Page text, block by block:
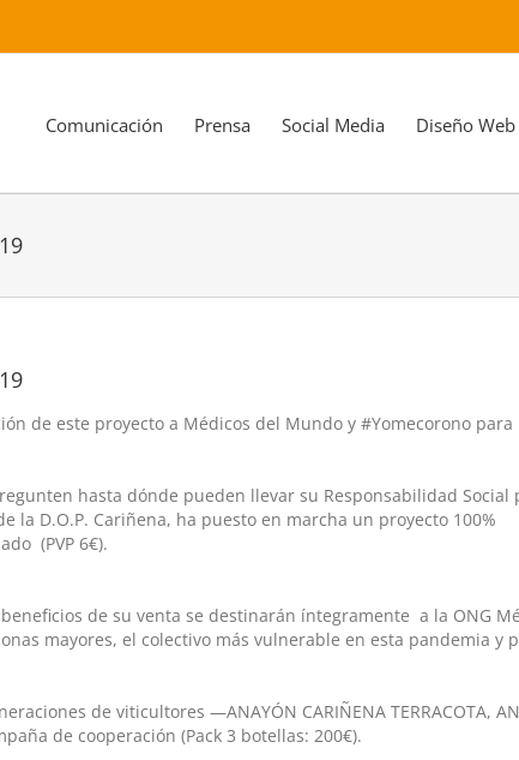
Comunicación Prensa Social Media Diseño Web
de este proyecto a Médicos del Mundo y #Yomecorono para
hasta dónde pueden llevar su Responsabilidad Social
la D.O.P. Cariñena, ha puesto en marcha un proyecto 100%
(PVP 6€)​.
de su venta se destinarán íntegramente ​ a la ONG
mayores, el colectivo más vulnerable en esta pandemia y
de viticultores —ANAYÓN CARIÑENA TERRACOTA,
de cooperación (Pack 3 botellas: 200€).